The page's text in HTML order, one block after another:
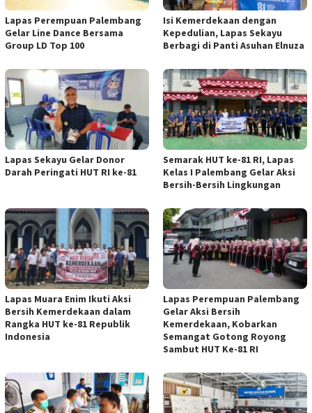
Lapas Perempuan Palembang
Gelar Line Dance Bersama
Group LD Top 100
Isi Kemerdekaan dengan
Kepedulian, Lapas Sekayu
Berbagi di Panti Asuhan Elnuza
Lapas Sekayu Gelar Donor
Darah Peringati HUT RI ke-81
Semarak HUT ke-81 RI, Lapas
Kelas I Palembang Gelar Aksi
Bersih-Bersih Lingkungan
Lapas Muara Enim Ikuti Aksi
Bersih Kemerdekaan dalam
Rangka HUT ke-81 Republik
Indonesia
Lapas Perempuan Palembang
Gelar Aksi Bersih
Kemerdekaan, Kobarkan
Semangat Gotong Royong
Sambut HUT Ke-81 RI